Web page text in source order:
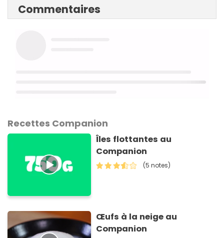
Commentaires
Recettes Companion
Îles flottantes au
Companion
(5 notes)
Œufs à la neige au
Companion